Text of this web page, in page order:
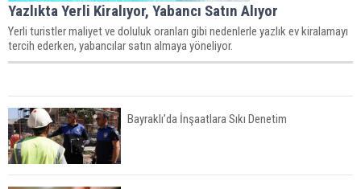
Yazlıkta Yerli Kiralıyor, Yabancı Satın Alıyor
Yerli turistler maliyet ve doluluk oranları gibi nedenlerle yazlık ev kiralamayı
tercih ederken, yabancılar satın almaya yöneliyor.
Bayraklı’da İnşaatlara Sıkı Denetim